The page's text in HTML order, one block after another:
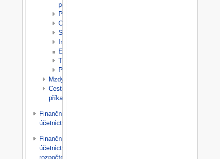
péče
Přehledy
Odměňování
Srážky
Importy
Exporty
Tisky
Parametry
Mzdy
Cestovní
příkazy
Finanční
účetnictví
Finanční
účetnictví
rozpočtové